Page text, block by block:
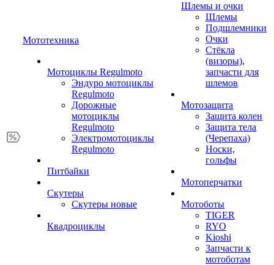
Мототехника
Мотоциклы Regulmoto
Эндуро мотоциклы
Regulmoto
Дорожные
мотоциклы
Regulmoto
Электромотоциклы
Regulmoto
Питбайки
Скутеры
Скутеры новые
Квадроциклы
Шлемы и очки
Шлемы
Подшлемники
Очки
Стёкла
(визоры),
запчасти для
шлемов
Мотозащита
Защита колен
Защита тела
(Черепаха)
Носки,
гольфы
Мотоперчатки
Мотоботы
TIGER
RYO
Kioshi
Запчасти к
мотоботам